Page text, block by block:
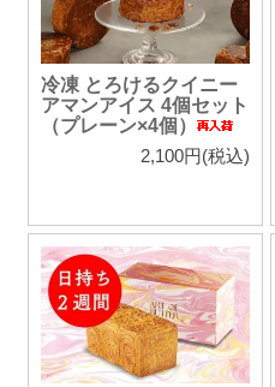
冷凍 とろけるクイニー
アマンアイス 4個セット
（プレーン×4個）
2,100円(税込)